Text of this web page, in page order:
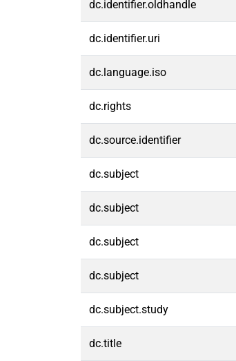
dc.identifier.oldhandle
dc.identifier.uri
dc.language.iso
dc.rights
dc.source.identifier
dc.subject
dc.subject
dc.subject
dc.subject
dc.subject.study
dc.title